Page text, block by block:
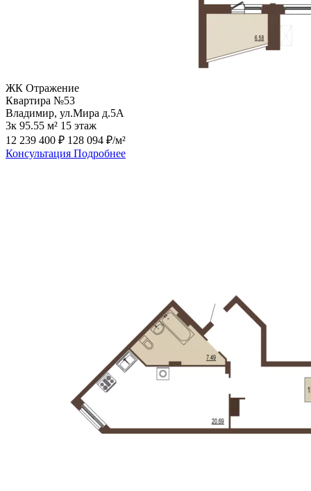
ЖК Отражение
Квартира №53
Владимир, ул.Мира д.5А
3к 95.55 м² 15 этаж
12 239 400 ₽ 128 094 ₽/м²
Консультация Подробнее